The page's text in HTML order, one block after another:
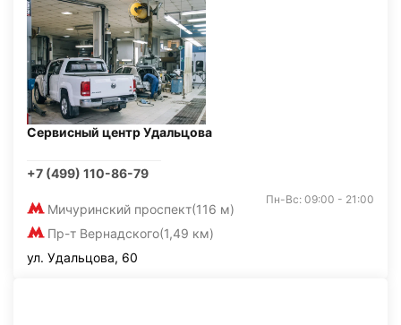
Сервисный центр Удальцова
+7 (499) 110-86-79
Мичуринский проспект(116 м)
Пр-т Вернадского(1,49 км)
Пн-Вс: 09:00 - 21:00
ул. Удальцова, 60